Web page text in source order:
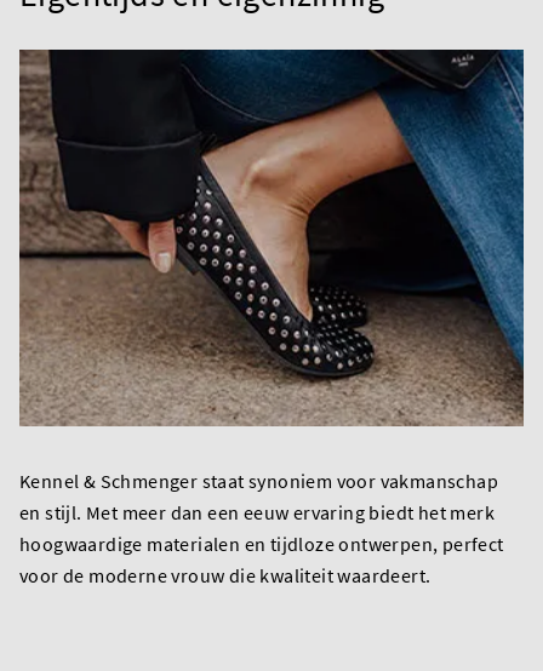
Kennel & Schmenger staat synoniem voor vakmanschap
en stijl. Met meer dan een eeuw ervaring biedt het merk
hoogwaardige materialen en tijdloze ontwerpen, perfect
voor de moderne vrouw die kwaliteit waardeert.